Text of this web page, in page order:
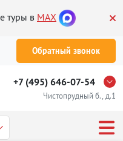
туры в MAX
Обратный звонок
+7 (495) 646-07-54
Чистопрудный б., д.1